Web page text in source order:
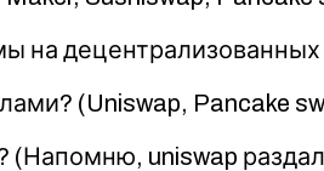
на
(Uniswap, Pancake
uniswap